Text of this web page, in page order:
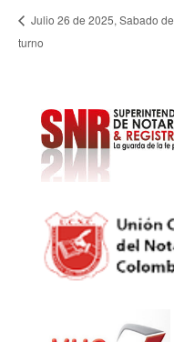
Julio 26 de 2025, Sabado de
turno